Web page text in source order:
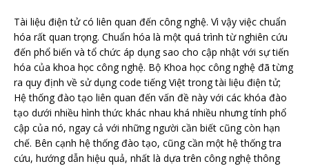
Tài liệu điện tử có liên quan đến công nghệ. Vì vậy việc chuẩn
hóa rất quan trọng. Chuẩn hóa là một quá trình từ nghiên cứu
đến phổ biến và tổ chức áp dụng sao cho cập nhật với sự tiến
hóa của khoa học công nghệ. Bộ Khoa học công nghệ đã từng
ra quy định về sử dụng code tiếng Việt trong tài liệu điện tử;
Hệ thống đào tạo liên quan đến vấn đề này với các khóa đào
tạo dưới nhiều hình thức khác nhau khá nhiều nhưng tính phổ
cập của nó, ngay cả với những người cần biết cũng còn hạn
chế. Bên cạnh hệ thống đào tạo, cũng cần một hệ thống tra
cứu, hướng dẫn hiệu quả, nhất là dựa trên công nghệ thông